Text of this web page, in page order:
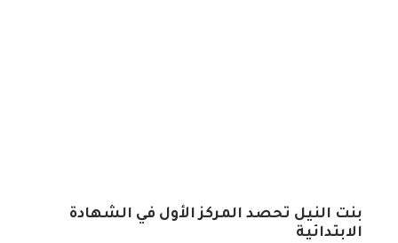
بنت النيل تحصد المركز الأول في الشهادة
الابتدائية